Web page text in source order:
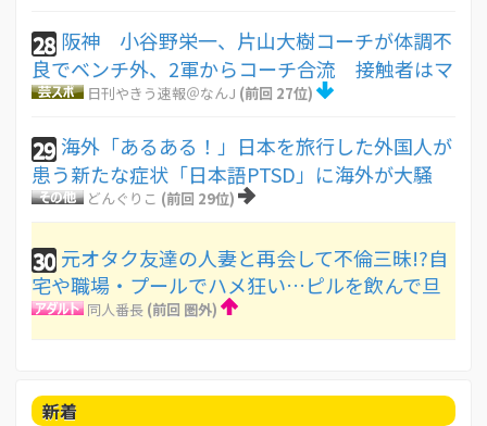
28 阪神 小谷野栄一、片山大樹コーチが体調不
良でベンチ外、2軍からコーチ合流 接触者はマ
日刊やきう速報＠なんJ (前回 27位)
29 海外「あるある！」日本を旅行した外国人が
患う新たな症状「日本語PTSD」に海外が大騒
どんぐりこ (前回 29位)
30 元オタク友達の人妻と再会して不倫三昧!?自
宅や職場・プールでハメ狂い…ピルを飲んで旦
同人番長 (前回 圏外)
新着